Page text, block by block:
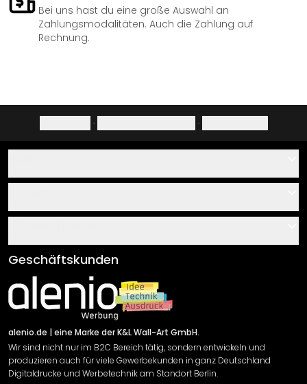
Bei uns hast du eine große Auswahl an
Zahlungsmodalitäten. Auch die Zahlung auf
Rechnung.
· ·
Über uns
Klebe- und Montageanleitungen
Newsletter An-/Abmeldung
Sendungsverfolgung
AGB
Impressum
Versand & Zahlung
Rücksendung
Widerrufsrecht
Datenschutzerklärung
Geschäftskunden
alenio.de | eine Marke der K&L Wall-Art GmbH.
Wir sind nicht nur im B2C Bereich tätig, sondern entwickeln und
produzieren auch für viele Gewerbekunden in ganz Deutschland
Digitaldrucke und Werbetechnik am Standort Berlin.